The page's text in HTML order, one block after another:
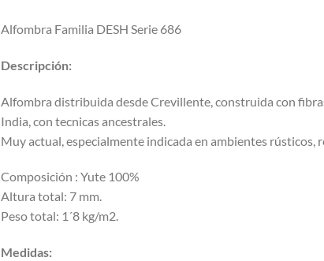
Alfombra Familia DESH Serie 686
Descripción:
Alfombra distribuida desde Crevillente, construida con
India, con tecnicas ancestrales.
Muy actual, especialmente indicada en ambientes rústicos,
Composición : Yute 100%
Altura total: 7 mm.
Peso total: 1´8 kg/m2.
Medidas: